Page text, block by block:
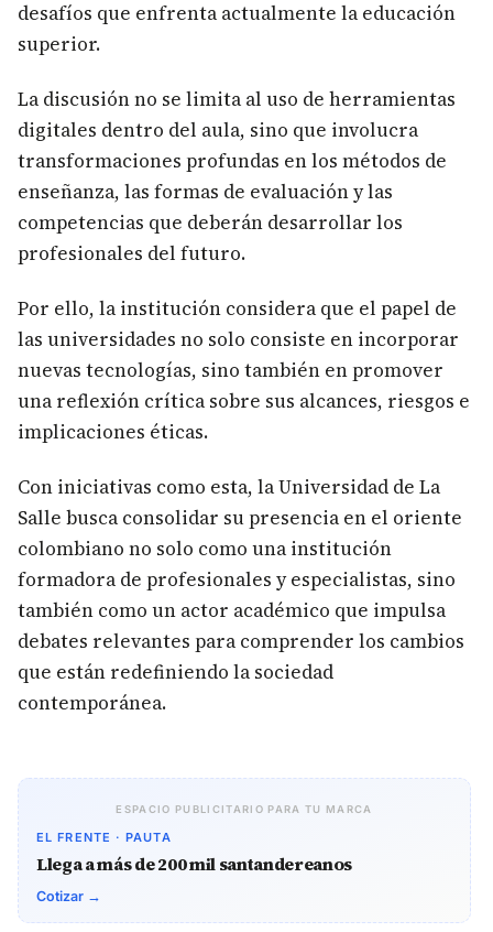
desafíos que enfrenta actualmente la educación
superior.
La discusión no se limita al uso de herramientas
digitales dentro del aula, sino que involucra
transformaciones profundas en los métodos de
enseñanza, las formas de evaluación y las
competencias que deberán desarrollar los
profesionales del futuro.
Por ello, la institución considera que el papel de
las universidades no solo consiste en incorporar
nuevas tecnologías, sino también en promover
una reflexión crítica sobre sus alcances, riesgos e
implicaciones éticas.
Con iniciativas como esta, la Universidad de La
Salle busca consolidar su presencia en el oriente
colombiano no solo como una institución
formadora de profesionales y especialistas, sino
también como un actor académico que impulsa
debates relevantes para comprender los cambios
que están redefiniendo la sociedad
contemporánea.
ESPACIO PUBLICITARIO PARA TU MARCA
EL FRENTE · PAUTA
Llega a más de 200 mil santandereanos
Cotizar →